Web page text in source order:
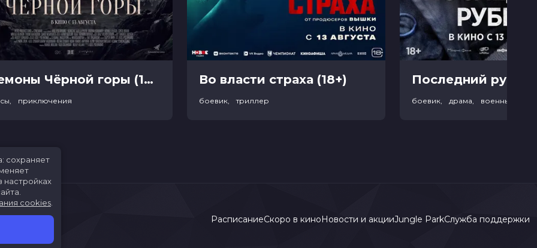
Демоны Чёрной горы (18+)
приключения
Во власти страха (18+)
боевик, триллер
Последний рубеж
боевик, драма, военный,
РасписаниеСкоро в киноНовости и акцииJungle ParkСлужба поддержки
сохраняет
настройках
cookies